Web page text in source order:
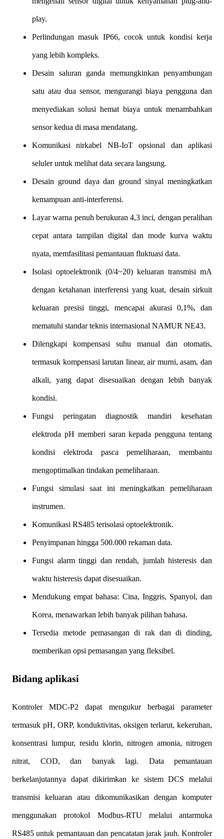
play.
Perlindungan masuk IP66, cocok untuk kondisi kerja
yang lebih kompleks.
Desain saluran ganda memungkinkan penyambungan
satu atau dua sensor, mengurangi biaya pengguna dan
menyediakan solusi hemat biaya untuk menambahkan
sensor kedua di masa mendatang.
Komunikasi nirkabel NB-IoT opsional dan aplikasi
seluler untuk melihat data secara langsung.
Desain ground daya dan ground sinyal meningkatkan
kemampuan anti-interferensi.
Layar warna penuh berukuran 4,3 inci, dengan peralihan
cepat antara tampilan digital dan mode kurva waktu
nyata, memfasilitasi pemantauan fluktuasi data.
Isolasi optoelektronik (0/4~20) keluaran transmisi mA
dengan ketahanan interferensi yang kuat, desain sirkuit
keluaran presisi tinggi, mencapai akurasi 0,1%, dan
mematuhi standar teknis internasional NAMUR NE43.
Dilengkapi kompensasi suhu manual dan otomatis,
termasuk kompensasi larutan linear, air murni, asam, dan
alkali, yang dapat disesuaikan dengan lebih banyak
kondisi.
Fungsi peringatan diagnostik mandiri kesehatan
elektroda pH memberi saran kepada pengguna tentang
kondisi elektroda pasca pemeliharaan, membantu
mengoptimalkan tindakan pemeliharaan.
Fungsi simulasi saat ini meningkatkan pemeliharaan
instrumen.
Komunikasi RS485 terisolasi optoelektronik.
Penyimpanan hingga 500.000 rekaman data.
Fungsi alarm tinggi dan rendah, jumlah histeresis dan
waktu histeresis dapat disesuaikan.
Mendukung empat bahasa: Cina, Inggris, Spanyol, dan
Korea, menawarkan lebih banyak pilihan bahasa.
Tersedia metode pemasangan di rak dan di dinding,
memberikan opsi pemasangan yang fleksibel.
Bidang aplikasi
Kontroler MDC-P2 dapat mengukur berbagai parameter
termasuk pH, ORP, konduktivitas, oksigen terlarut, kekeruhan,
konsentrasi lumpur, residu klorin, nitrogen amonia, nitrogen
nitrat, COD, dan banyak lagi. Data pemantauan
berkelanjutannya dapat dikirimkan ke sistem DCS melalui
transmisi keluaran atau dikomunikasikan dengan komputer
menggunakan protokol Modbus-RTU melalui antarmuka
RS485 untuk pemantauan dan pencatatan jarak jauh. Kontroler